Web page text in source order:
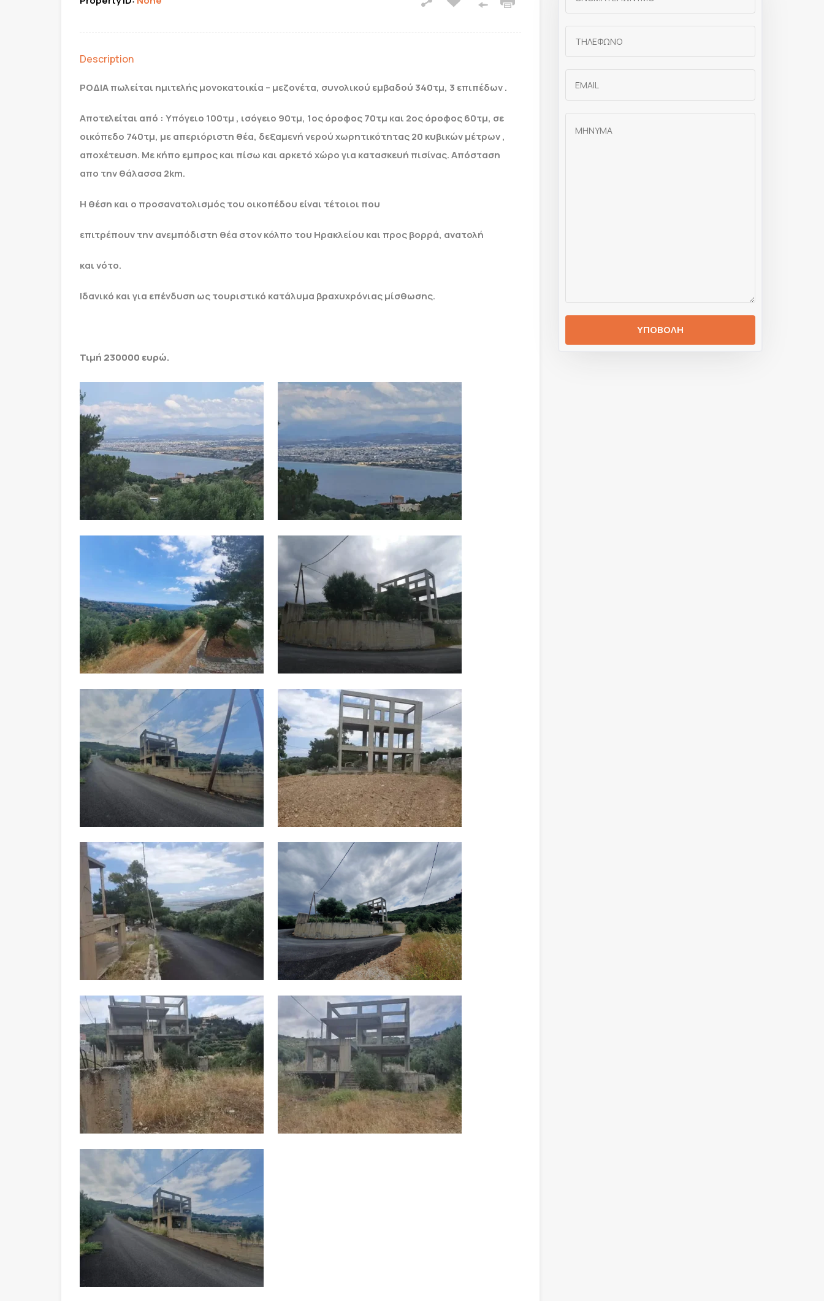
Description
ΡΟΔΙΑ πωλείται ημιτελής μονοκατοικία – μεζονέτα, συνολικού εμβαδού 340τμ, 3 επιπέδων .
Αποτελείται από : Yπόγειο 100τμ , ισόγειο 90τμ, 1ος όροφος 70τμ και 2ος όροφος 60τμ, σε
οικόπεδο 740τμ, με απεριόριστη θέα, δεξαμενή νερού χωρητικότητας 20 κυβικών μέτρων ,
αποχέτευση. Με κήπο εμπρος και πίσω και αρκετό χώρο για κατασκευή πισίνας. Απόσταση
απο την θάλασσα 2km.
Η θέση και ο προσανατολισμός του οικοπέδου είναι τέτοιοι που
επιτρέπουν την ανεμπόδιστη θέα στον κόλπο του Ηρακλείου και προς βορρά, ανατολή
και νότο.
Ιδανικό και για επένδυση ως τουριστικό κατάλυμα βραχυχρόνιας μίσθωσης.
Τιμή 230000 ευρώ.